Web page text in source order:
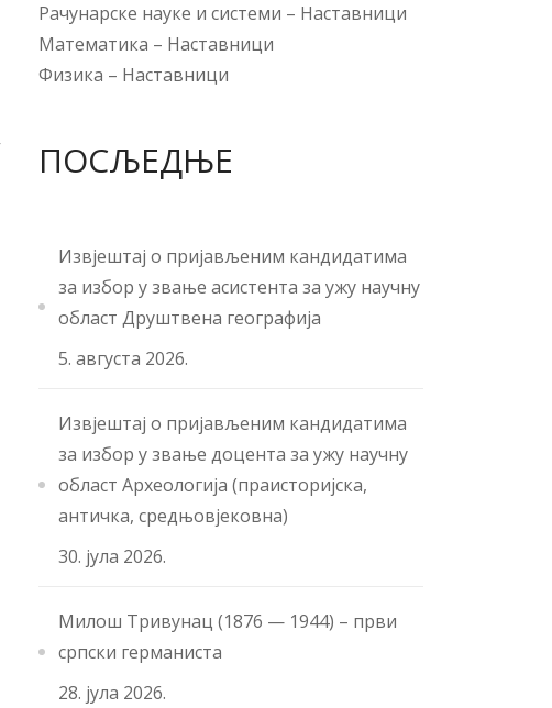
Рачунарске науке и системи – Наставници
Математика – Наставници
Физика – Наставници
ПОСЉЕДЊЕ
Извјештај о пријављеним кандидатима
за избор у звање асистента за ужу научну
област Друштвена географија
5. августа 2026.
Извјештај о пријављеним кандидатима
за избор у звање доцента за ужу научну
област Археологија (праисторијска,
античка, средњовјековна)
30. јула 2026.
Милош Тривунац (1876 — 1944) – први
српски германиста
28. јула 2026.